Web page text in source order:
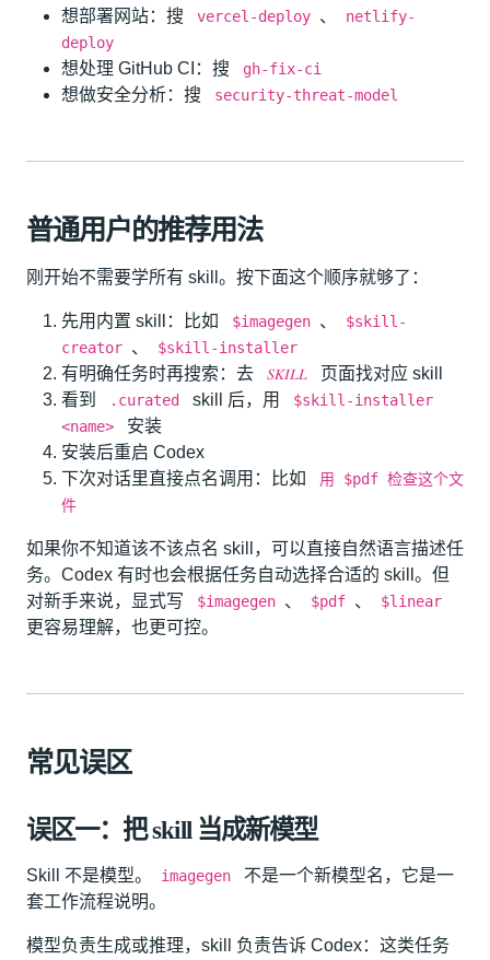
想部署网站：搜 vercel-deploy 、
netlify-
deploy
想处理 GitHub CI：搜 gh-fix-ci
想做安全分析：搜 security-threat-model
普通用户的推荐用法
刚开始不需要学所有 skill。按下面这个顺序就够了：
先用内置 skill：比如 $imagegen 、
$skill-
creator 、 $skill-installer
有明确任务时再搜索：去 𝑆𝐾𝐼𝐿𝐿
页面找对应 skill
看到
.curated skill 后，用
$skill-installer
<name>
安装
安装后重启 Codex
下次对话里直接点名调用：比如
用 $pdf 检查这个文
件
如果你不知道该不该点名 skill，可以直接自然语言描述任
务。Codex 有时也会根据任务自动选择合适的 skill。但
对新手来说，显式写
$imagegen 、 $pdf 、 $linear
更容易理解，也更可控。
常见误区
误区一：把 skill 当成新模型
Skill 不是模型。 imagegen
不是一个新模型名，它是一
套工作流程说明。
模型负责生成或推理，skill 负责告诉 Codex：这类任务